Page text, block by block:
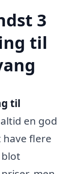
3
til
til
en god
flere